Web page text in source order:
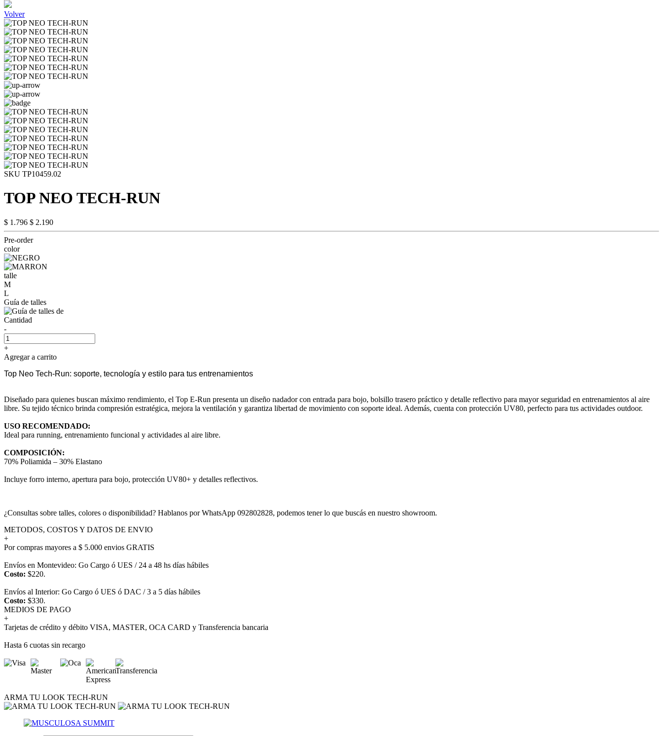
Volver
SKU TP10459.02
TOP NEO TECH-RUN
$ 1.796 $ 2.190
Pre-order
color
talle
M
L
Guía de talles
Cantidad
-
+
Agregar a carrito
Top Neo Tech-Run: soporte, tecnología y estilo para tus entrenamientos
Diseñado para quienes buscan máximo rendimiento, el Top E-Run presenta un diseño nadador con entrada para bojo, bolsillo trasero práctico y detalle reflectivo para mayor seguridad en entrenamientos al aire
libre. Su tejido técnico brinda compresión estratégica, mejora la ventilación y garantiza libertad de movimiento con soporte ideal. Además, cuenta con protección UV80, perfecto para tus actividades outdoor.
USO RECOMENDADO:
Ideal para running, entrenamiento funcional y actividades al aire libre.
COMPOSICIÓN:
70% Poliamida – 30% Elastano
Incluye forro interno, apertura para bojo, protección UV80+ y detalles reflectivos.
¿Consultas sobre talles, colores o disponibilidad? Hablanos por WhatsApp 092802828, podemos tener lo que buscás en nuestro showroom.
METODOS, COSTOS Y DATOS DE ENVIO
+
Por compras mayores a $ 5.000 envios GRATIS
Envíos en Montevideo: Go Cargo ó UES / 24 a 48 hs días hábiles
Costo: $220.
Envíos al Interior: Go Cargo ó UES ó DAC / 3 a 5 días hábiles
Costo: $330.
MEDIOS DE PAGO
+
Tarjetas de crédito y débito VISA, MASTER, OCA CARD y Transferencia bancaria
Hasta 6 cuotas sin recargo
ARMA TU LOOK TECH-RUN